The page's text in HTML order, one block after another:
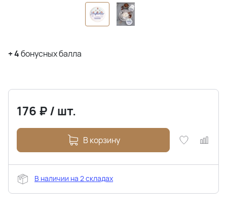
+4бонусных балла
176 ₽/ шт.
В корзину
В наличии на 2 складах